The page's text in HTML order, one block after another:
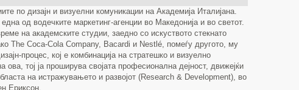
по дизајн и визуелни комуникации на Академија Италијана.
од водечките маркетинг-агенции во Македонија и во светот.
на академските студии, заедно со искуството стекнато
The Coca-Cola Company, Bacardi и Nestlé, помеѓу другото, му
процес, кој е комбинација на стратешко и визуелно
тој ја проширува својата професионална дејност, движејќи
на истражувањето и развојот (Research & Development), во
Ериксон.